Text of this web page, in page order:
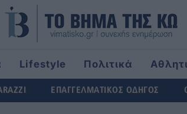
Lifestyle Πολιτικά
ΕΠΑΓΓΕΛΜΑΤΙΚΟΣ ΟΔΗΓΟΣ